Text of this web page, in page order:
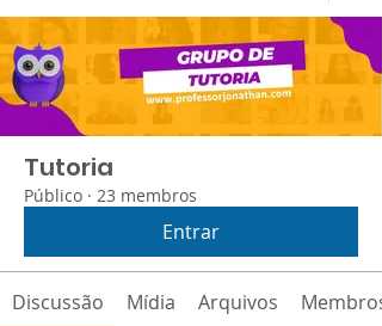
Tutoria
Público · 23 membros
Entrar
Discussão Mídia Arquivos Membros